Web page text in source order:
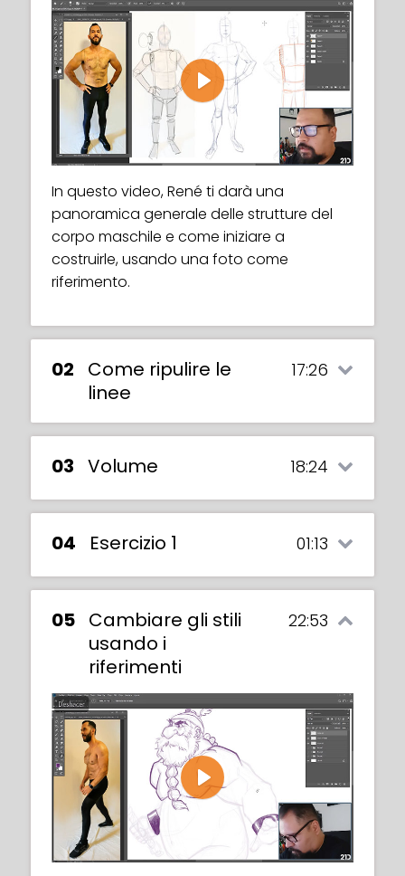
Play
In questo video, René ti darà una
panoramica generale delle strutture del
corpo maschile e come iniziare a
costruirle, usando una foto come
riferimento.
02
Come ripulire le
linee
17:26
In this video, we will learn how to digitally
clean up lines in our sketches, using
different pens and erasers. We will refine
our body structures, leaving a clear
structure to build on.
03 Volume 18:24
In this video, Rene will teach us his method
for adding volume to the bodies of our
04 Esercizio 1 01:13
05 Cambiare gli stili
usando i
riferimenti
22:53
Play